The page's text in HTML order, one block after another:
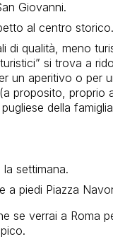
Giovanni.
al centro storico.
di qualità, meno
si trova a
un aperitivo o per
proposito, proprio
della
settimana.
a piedi Piazza
se verrai a Roma